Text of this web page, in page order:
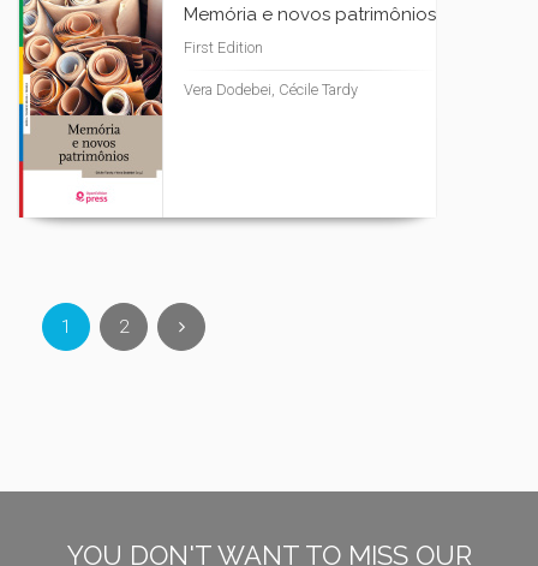
Memória e novos patrimônios
First Edition
Vera Dodebei, Cécile Tardy
1 2
YOU DON'T WANT TO MISS OUR